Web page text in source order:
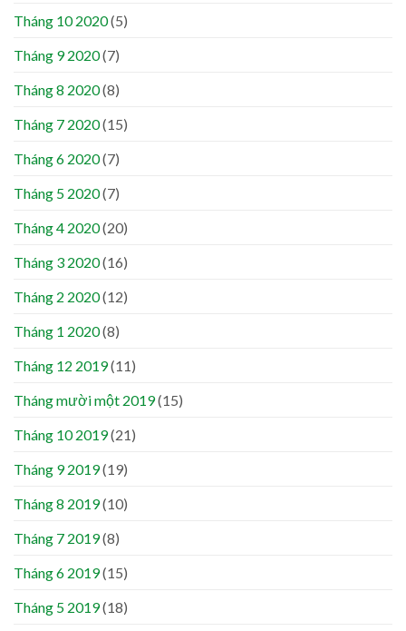
Tháng 10 2020(5)
Tháng 9 2020(7)
Tháng 8 2020(8)
Tháng 7 2020(15)
Tháng 6 2020(7)
Tháng 5 2020(7)
Tháng 4 2020(20)
Tháng 3 2020(16)
Tháng 2 2020(12)
Tháng 1 2020(8)
Tháng 12 2019(11)
Tháng mười một 2019(15)
Tháng 10 2019(21)
Tháng 9 2019(19)
Tháng 8 2019(10)
Tháng 7 2019(8)
Tháng 6 2019(15)
Tháng 5 2019(18)